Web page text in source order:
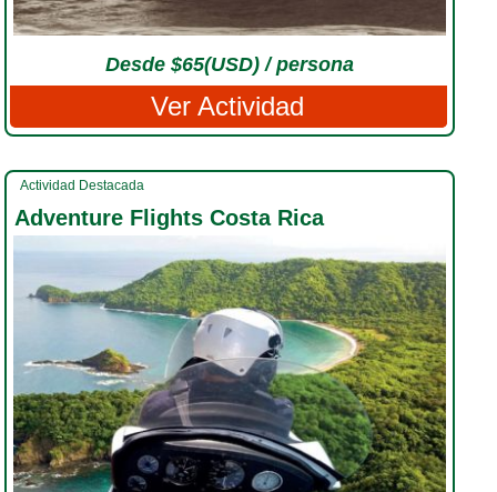
Desde $65(USD) / persona
Ver Actividad
Actividad Destacada
Adventure Flights Costa Rica